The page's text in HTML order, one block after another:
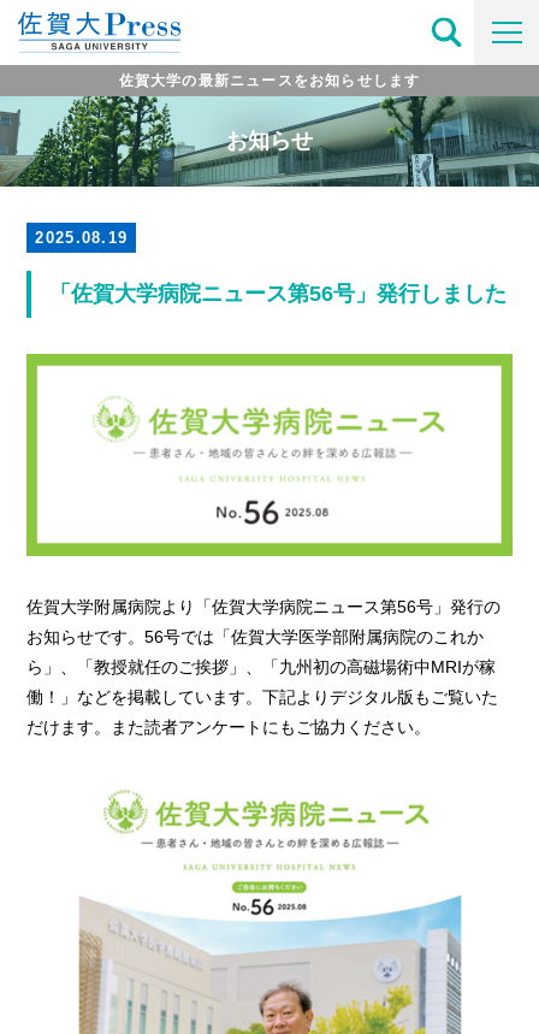
佐賀大学の最新ニュースをお知らせします
お知らせ
2025.08.19
「佐賀大学病院ニュース第56号」発行しました
佐賀大学附属病院より「佐賀大学病院ニュース第56号」発行の
お知らせです。56号では「佐賀大学医学部附属病院のこれか
ら」、「教授就任のご挨拶」、「九州初の高磁場術中MRIが稼
働！」などを掲載しています。下記よりデジタル版もご覧いた
だけます。また読者アンケートにもご協力ください。